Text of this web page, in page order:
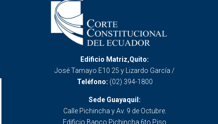
Edificio Matriz,Quito:
José Tamayo E10 25 y Lizardo García /
Teléfono: (02) 394-1800
Sede Guayaquil:
Calle Pichincha y Av. 9 de Octubre.
Edificio Banco Pichincha 6to Piso